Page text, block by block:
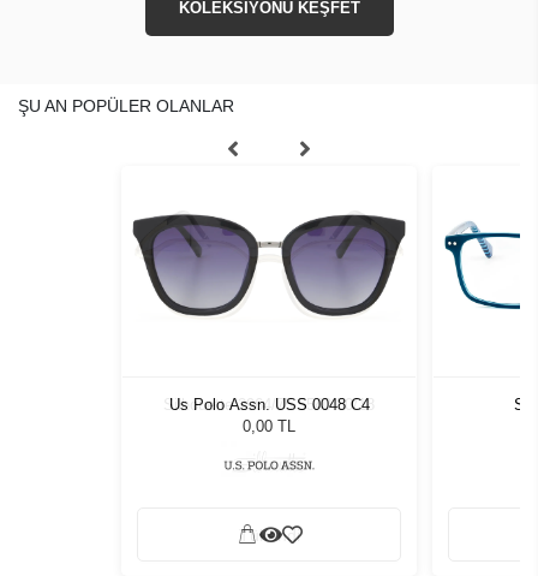
KOLEKSİYONU KEŞFET
ŞU AN POPÜLER OLANLAR
Us Polo Assn. USS 0048 C4
0,00 TL